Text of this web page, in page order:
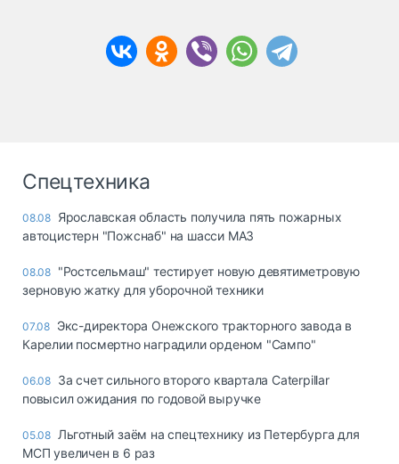
Спецтехника
08.08 Ярославская область получила пять пожарных
автоцистерн "Пожснаб" на шасси МАЗ
08.08 "Ростсельмаш" тестирует новую девятиметровую
зерновую жатку для уборочной техники
07.08 Экс-директора Онежского тракторного завода в
Карелии посмертно наградили орденом "Сампо"
06.08 За счет сильного второго квартала Caterpillar
повысил ожидания по годовой выручке
05.08 Льготный заём на спецтехнику из Петербурга для
МСП увеличен в 6 раз